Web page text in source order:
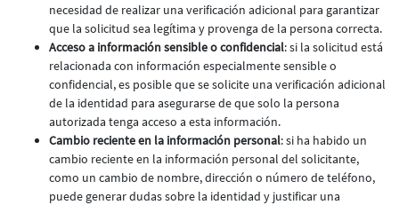
necesidad de realizar una verificación adicional para garantizar
que la solicitud sea legítima y provenga de la persona correcta.
Acceso a información sensible o confidencial: si la solicitud está
relacionada con información especialmente sensible o
confidencial, es posible que se solicite una verificación adicional
de la identidad para asegurarse de que solo la persona
autorizada tenga acceso a esta información.
Cambio reciente en la información personal: si ha habido un
cambio reciente en la información personal del solicitante,
como un cambio de nombre, dirección o número de teléfono,
puede generar dudas sobre la identidad y justificar una